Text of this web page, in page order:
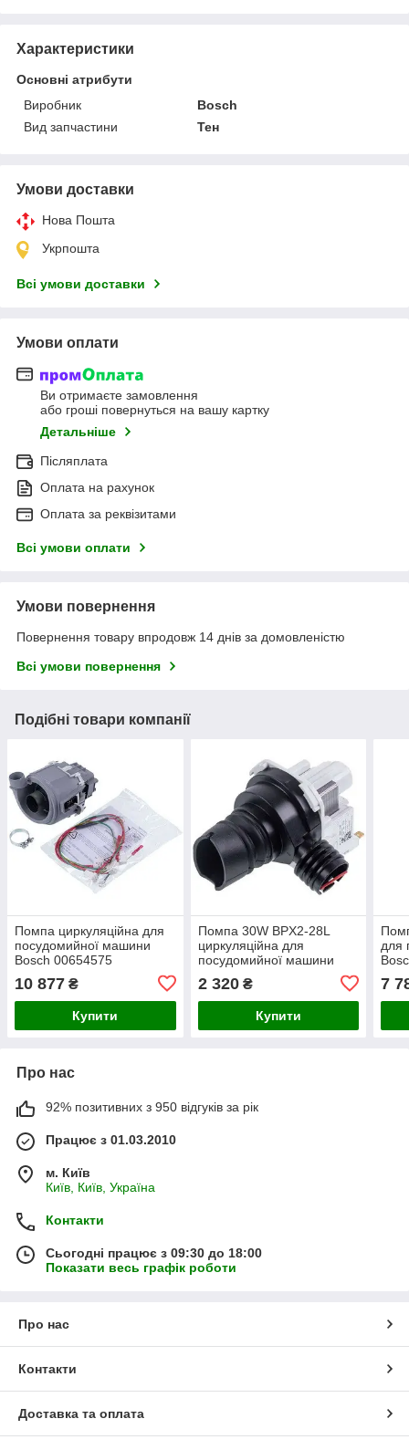
Характеристики
Основні атрибути
Виробник
Bosch
Вид запчастини
Тен
Умови доставки
Нова Пошта
Укрпошта
Всі умови доставки
Умови оплати
Ви отримаєте замовлення
або гроші повернуться на вашу картку
Детальніше
Післяплата
Оплата на рахунок
Оплата за реквізитами
Всі умови оплати
Умови повернення
Повернення товару впродовж 14 днів за домовленістю
Всі умови повернення
Подібні товари компанії
Помпа циркуляційна для
посудомийної машини
Bosch 00654575
10 877 ₴
Купити
Помпа 30W BPX2-28L
циркуляційна для
посудомийної машини
Electrolux 140000443022
2 320₴
Купити
для
7
Про нас
92% позитивних з 950 відгуків за рік
Працює з 01.03.2010
м. Київ
Київ, Київ, Україна
Контакти
Сьогодні працює з 09:30 до 18:00
Показати весь графік роботи
Про нас
Контакти
Доставка та оплата